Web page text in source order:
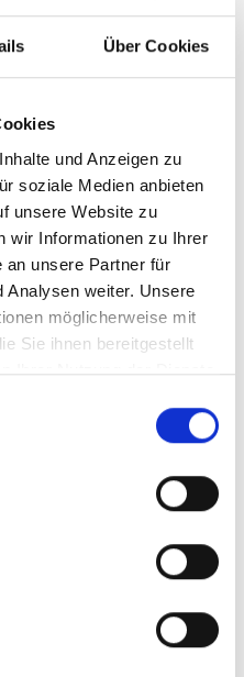
Über Cookies
und Anzeigen zu
soziale Medien anbieten
unsere Website zu
wir Informationen zu Ihrer
an unsere Partner für
Analysen weiter. Unsere
möglicherweise mit
Sie ihnen bereitgestellt
Ihrer Nutzung der Dienste
Thunder
verfügbar
(1) Intel Xeon Scalable
DDR4 RDIMM/RDIMM